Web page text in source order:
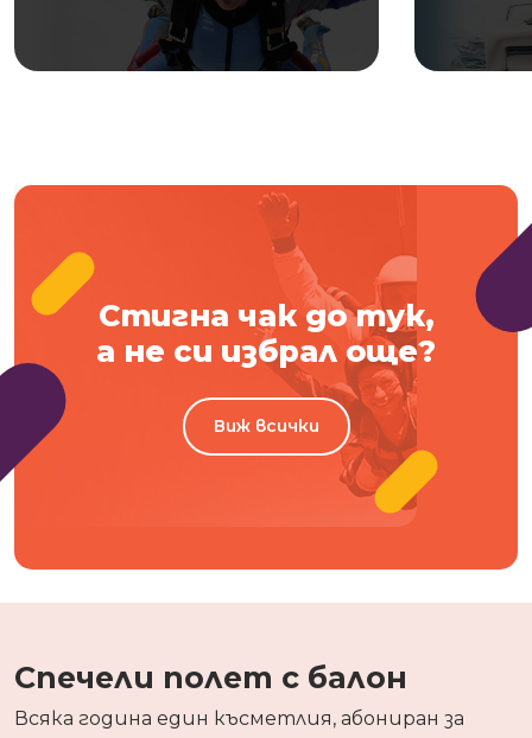
Стигна чак до тук,
а не си избрал още?
Виж всички
Спечели полет с балон
Всяка година един късметлия, абониран за